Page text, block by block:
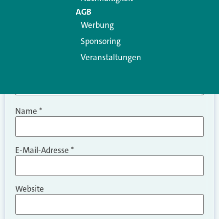
Name *
E-Mail-Adresse *
Website
AGB
Werbung
Sponsoring
Veranstaltungen